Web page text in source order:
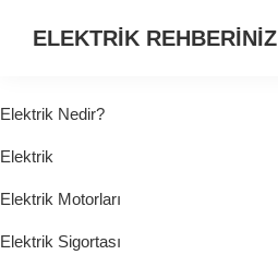
ELEKTRİK REHBERİNİZ
HER
ŞEY...
Elektrik Nedir?
Elektrik
Elektrik Motorları
Elektrik Sigortası